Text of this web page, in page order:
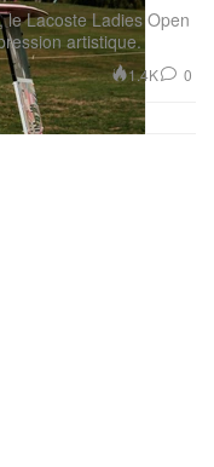
Lacoste Ladies Open
artistique.
1.4K 0